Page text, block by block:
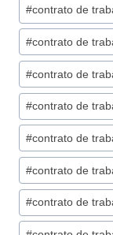
#contrato de
#contrato de
#contrato de
#contrato de
#contrato de
#contrato de
#contrato de